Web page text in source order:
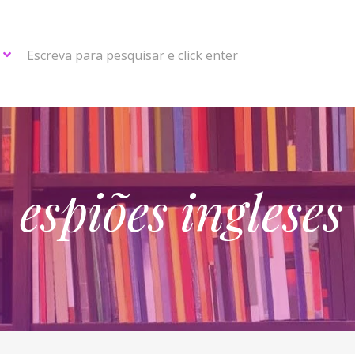
Escreva para pesquisar e click enter
espiões ingleses